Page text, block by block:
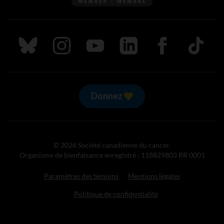
Suivez nous sur Bluesky
Suivez nous sur Instagram
Suivez nous sur Youtube
Suivez nous sur LinkedIn
Suivez nous sur
TikTok
Donnez
© 2026 Société canadienne du cancer.
Organisme de bienfaisance enregistré : 118829803 RR 0001
Paramètres des témoins Mentions légales
Politique de confidentialité